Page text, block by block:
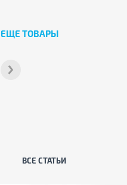
ЕЩЕ ТОВАРЫ
ВСЕ СТАТЬИ